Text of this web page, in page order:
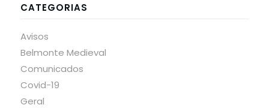
CATEGORIAS
Avisos
Belmonte Medieval
Comunicados
Covid-19
Geral